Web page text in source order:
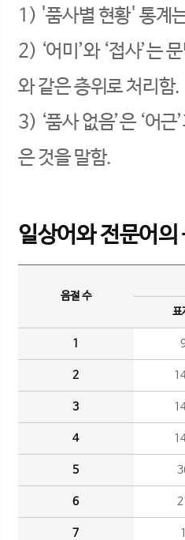
1) '품사별 현황' 통계
2) ‘어미’와 ‘접사’는
와 같은 층위로 처리함.
3) ‘품사 없음’은 ‘어
은 것을 말함.
일상어와 전문어의
음절 수
표
1
2
3
4
5
6
7